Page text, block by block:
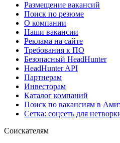
Размещение вакансий
Поиск по резюме
О компании
Наши вакансии
Реклама на сайте
Требования к ПО
Безопасный HeadHunter
HeadHunter API
Партнерам
Инвесторам
Каталог компаний
Поиск по вакансиям в
Сетка: соцсеть для
Соискателям